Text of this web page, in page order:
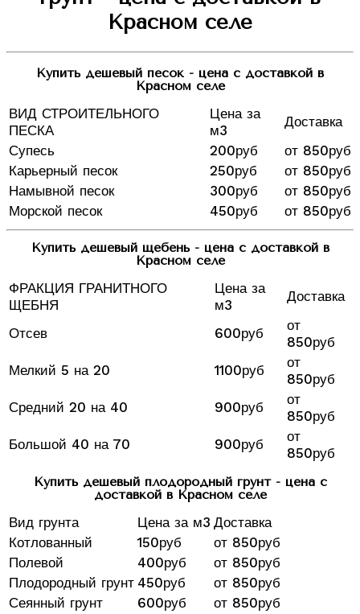
Красном селе
Купить дешевый песок - цена с доставкой в
Красном селе
ВИД СТРОИТЕЛЬНОГО
ПЕСКА
Цена за
м3
Доставка
Супесь
200руб
от 850руб
Карьерный песок
250руб
от 850руб
Намывной песок
300руб
от 850руб
Морской песок
450руб от 850руб
Купить дешевый щебень - цена с доставкой в
Красном селе
ФРАКЦИЯ ГРАНИТНОГО
ЩЕБНЯ
Цена за
м3
Доставка
Отсев 600руб
от
850руб
Мелкий 5 на 20
1100руб
от
850руб
Средний 20 на 40
900руб
от
850руб
Большой 40 на 70
900руб
от
850руб
Купить дешевый плодородный грунт - цена с
доставкой в Красном селе
Вид грунта Цена за м3 Доставка
Котлованный
150руб
от 850руб
Полевой
400руб
от 850руб
Плодородный грунт 450руб
от 850руб
Сеянный грунт
600руб от 850руб